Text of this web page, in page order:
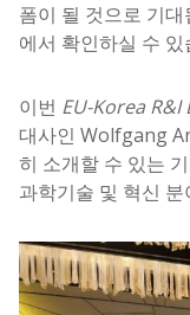
폼이 될 것으로 기
에서 확인하실 수 있
이번 EU-Korea R&I
대사인 Wolfgang
히 소개할 수 있는
과학기술 및 혁신